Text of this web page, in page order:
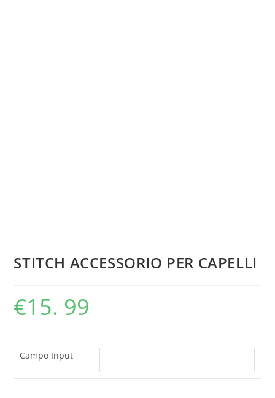
STITCH ACCESSORIO PER CAPELLI
€15. 99
Campo Input